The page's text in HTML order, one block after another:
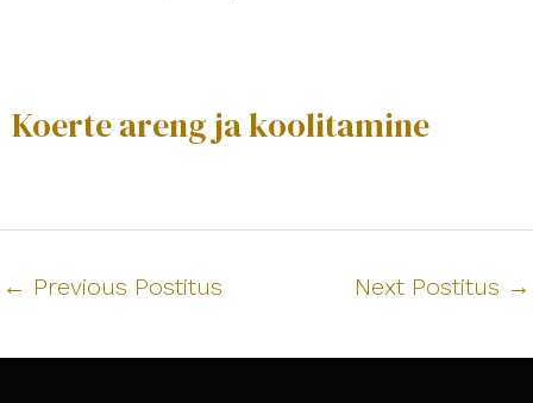
Koerte areng ja koolitamine
← Previous Postitus Next Postitus →